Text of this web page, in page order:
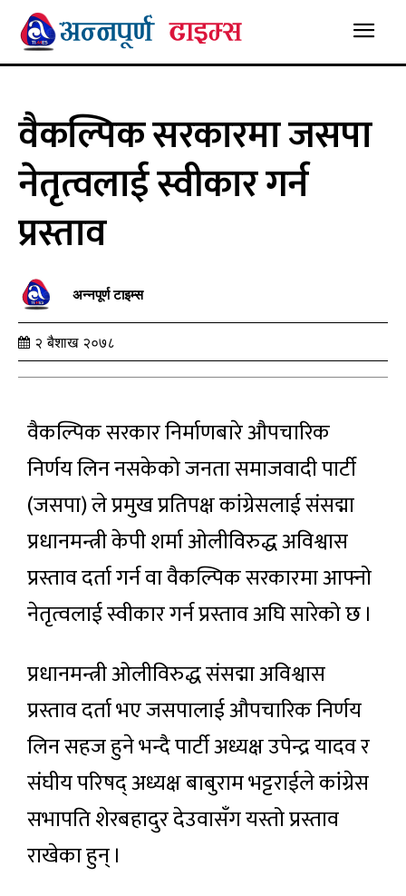
वैकल्पिक सरकारमा जसपा
नेतृत्वलाई स्वीकार गर्न
प्रस्ताव
अन्नपूर्ण टाइम्स
२ बैशाख २०७८
वैकल्पिक सरकार निर्माणबारे औपचारिक
निर्णय लिन नसकेको जनता समाजवादी पार्टी
(जसपा) ले प्रमुख प्रतिपक्ष कांग्रेसलाई संसद्मा
प्रधानमन्त्री केपी शर्मा ओलीविरुद्ध अविश्वास
प्रस्ताव दर्ता गर्न वा वैकल्पिक सरकारमा आफ्नो
नेतृत्वलाई स्वीकार गर्न प्रस्ताव अघि सारेको छ ।
प्रधानमन्त्री ओलीविरुद्ध संसद्मा अविश्वास
प्रस्ताव दर्ता भए जसपालाई औपचारिक निर्णय
लिन सहज हुने भन्दै पार्टी अध्यक्ष उपेन्द्र यादव र
संघीय परिषद् अध्यक्ष बाबुराम भट्टराईले कांग्रेस
सभापति शेरबहादुर देउवासँग यस्तो प्रस्ताव
राखेका हुन् ।